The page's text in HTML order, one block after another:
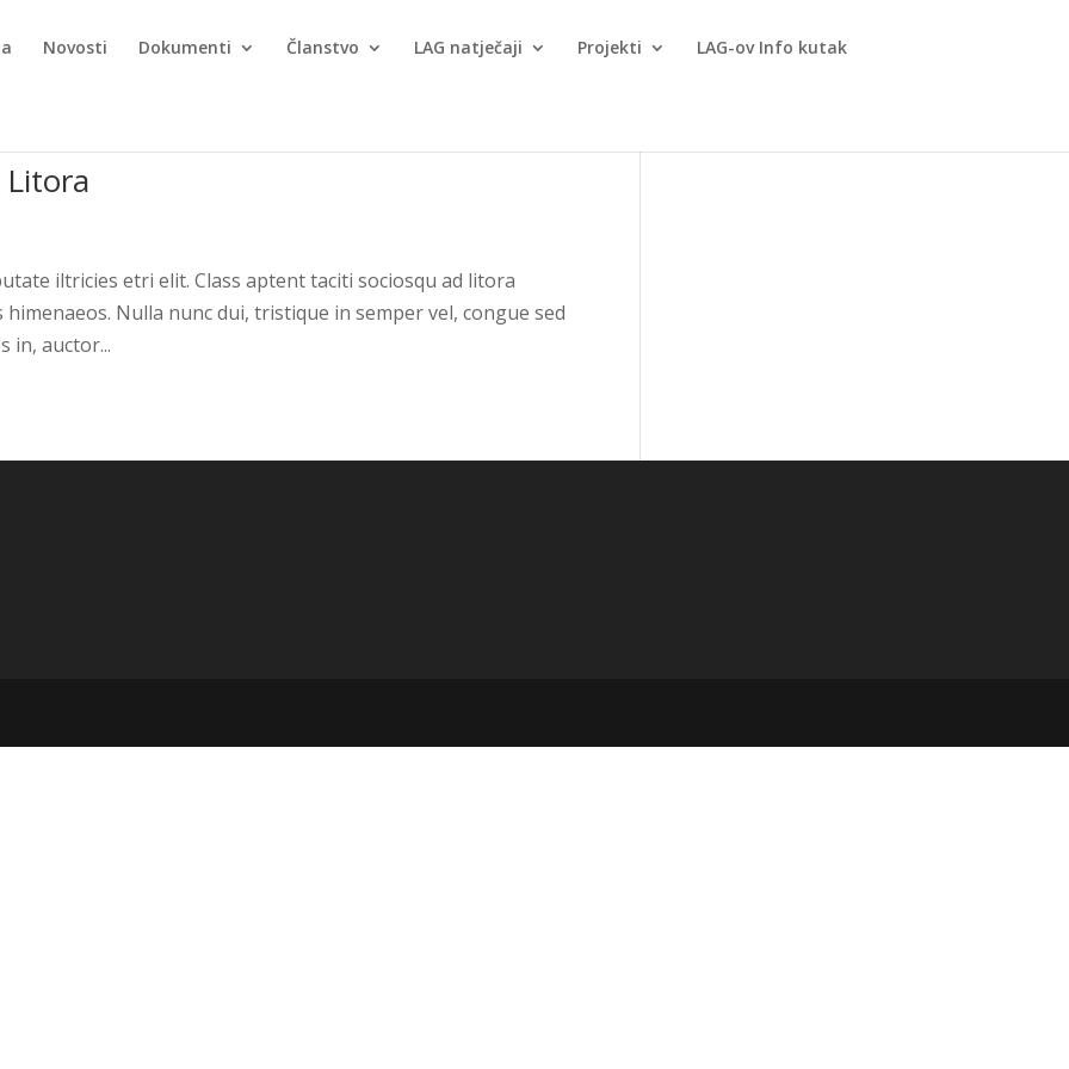
Novosti Dokumenti Članstvo LAG natječaji Projekti LAG-ov Info kutak
Litora
iltricies etri elit. Class aptent taciti sociosqu ad litora
Nulla nunc dui, tristique in semper vel, congue sed
in, auctor...